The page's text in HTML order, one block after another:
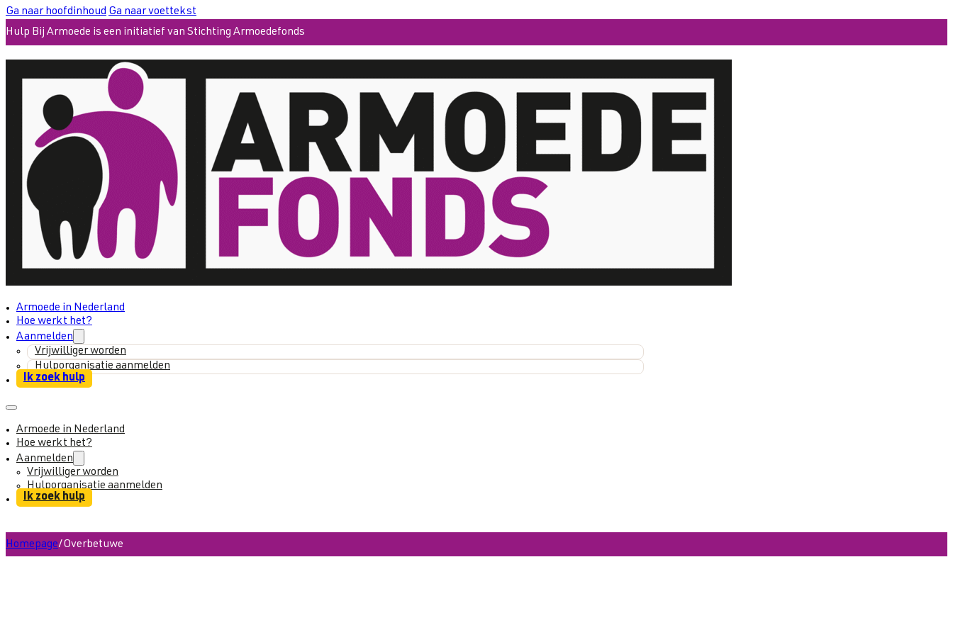
Ga naar hoofdinhoud Ga naar voettekst
Hulp Bij Armoede is een initiatief van Stichting Armoedefonds
Armoede in Nederland
Hoe werkt het?
Aanmelden
Vrijwilliger worden
Hulporganisatie aanmelden
Ik zoek hulp
Armoede in Nederland
Hoe werkt het?
Aanmelden
Vrijwilliger worden
Hulporganisatie aanmelden
Ik zoek hulp
Homepage/Overbetuwe